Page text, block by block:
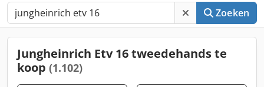
Zoeken
Jungheinrich Etv 16 tweedehands te
koop (1.102)